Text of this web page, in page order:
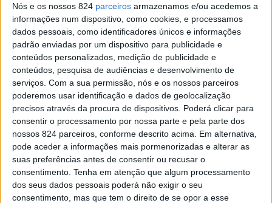
Nós e os nossos 824 parceiros armazenamos e/ou acedemos a
informações num dispositivo, como cookies, e processamos
dados pessoais, como identificadores únicos e informações
padrão enviadas por um dispositivo para publicidade e
conteúdos personalizados, medição de publicidade e
conteúdos, pesquisa de audiências e desenvolvimento de
serviços. Com a sua permissão, nós e os nossos parceiros
poderemos usar identificação e dados de geolocalização
precisos através da procura de dispositivos. Poderá clicar para
consentir o processamento por nossa parte e pela parte dos
nossos 824 parceiros, conforme descrito acima. Em alternativa,
pode aceder a informações mais pormenorizadas e alterar as
suas preferências antes de consentir ou recusar o
consentimento. Tenha em atenção que algum processamento
dos seus dados pessoais poderá não exigir o seu
consentimento, mas que tem o direito de se opor a esse
Campo Maior regista este domingo mais um óbito,
subindo para cinco o número de mortes associadas à
Covid-19 no concelho.
Há ainda a registar mais uma subida significativa no